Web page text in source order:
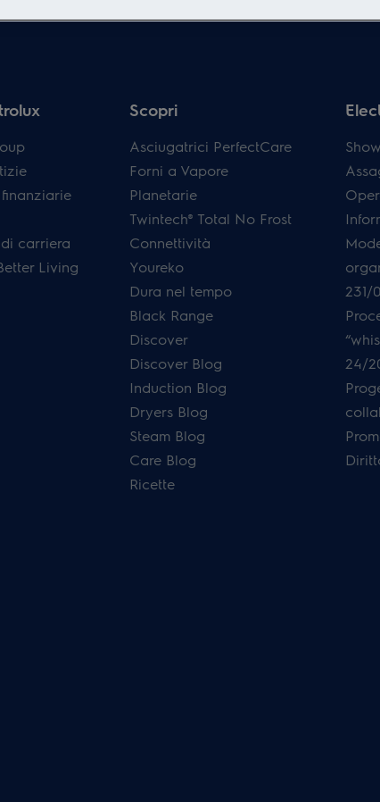
carriera
Living
Scopri
Asciugatrici PerfectCare
Forni a Vapore
Planetarie
Twintech® Total No Frost
Connettività
Youreko
Dura nel tempo
Black Range
Discover
Discover Blog
Induction Blog
Dryers Blog
Steam Blog
Care Blog
Ricette
231/
24/